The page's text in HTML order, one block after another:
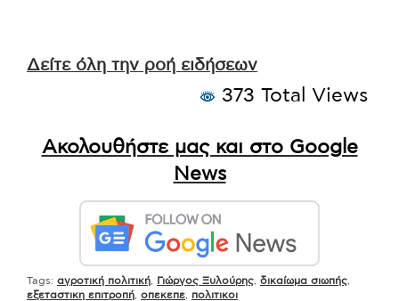
Δείτε όλη την ροή ειδήσεων
373 Total Views
Ακολουθήστε μας και στο Google
News
Tags: αγροτική πολιτική Γιώργος Ξυλούρης δικαίωμα σιωπής
εξεταστικη επιτροπή οπεκεπε πολιτικοι